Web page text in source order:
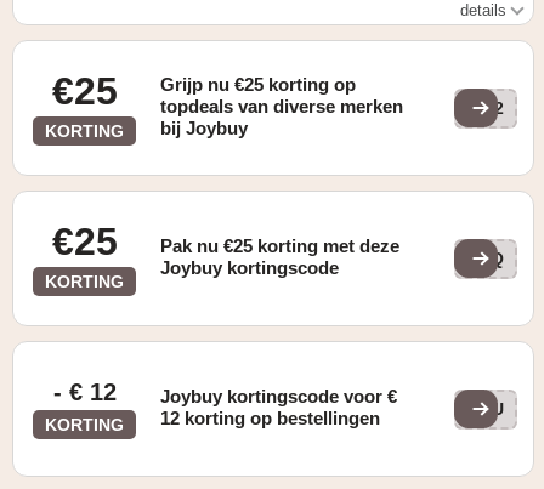
details
€25
KORTING
Grijp nu €25 korting op
topdeals van diverse merken
bij Joybuy
TR2
€25
KORTING
Pak nu €25 korting met deze
Joybuy kortingscode
L8Q
- € 12
KORTING
Joybuy kortingscode voor €
12 korting op bestellingen
LAU